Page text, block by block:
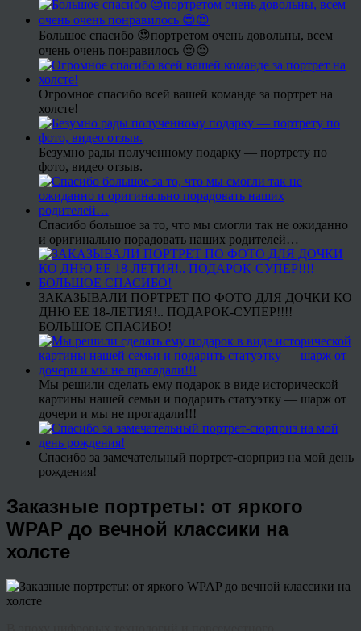
Большое спасибо 😍портретом очень довольны, всем
очень очень понравилось 😍😍
Огромное спасибо всей вашей команде за портрет на
холсте!
Безумно рады полученному подарку — портрету по
фото, видео отзыв.
Спасибо большое за то, что мы смогли так не ожиданно
и оригинально порадовать наших родителей…
ЗАКАЗЫВАЛИ ПОРТРЕТ ПО ФОТО ДЛЯ ДОЧКИ КО
ДНЮ ЕЕ 18-ЛЕТИЯ!.. ПОДАРОК-СУПЕР!!!!
БОЛЬШОЕ СПАСИБО!
Мы решили сделать ему подарок в виде исторической
картины нашей семьи и подарить статуэтку — шарж от
дочери и мы не прогадали!!!
Спасибо за замечательный портрет-сюрприз на мой день
рождения!
Заказные портреты: от яркого
WPAP до вечной классики на
холсте